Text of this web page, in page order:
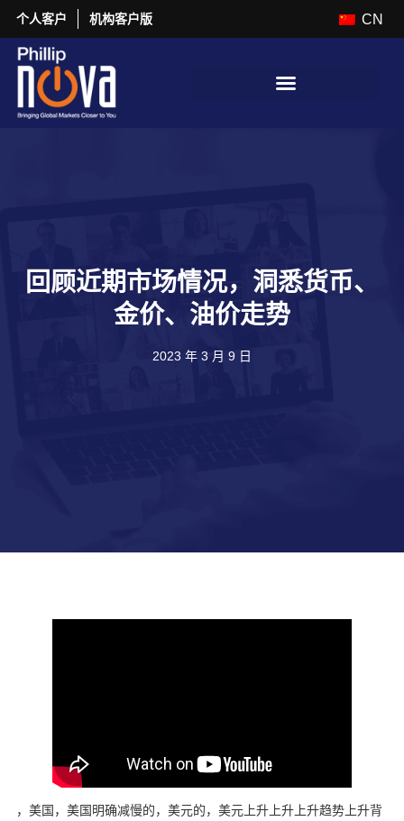
个人客户 机构客户版 CN
回顾近期市场情况，洞悉货币、
金价、油价走势
2023 年 3 月 9 日
，美国，美国明确减慢的，美元的，美元上升上升上升趋势上升背